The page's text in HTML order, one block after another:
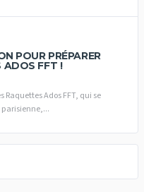
POUR PRÉPARER
ADOS FFT !
Ados FFT, qui se